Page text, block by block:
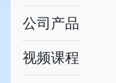
公司产品
视频课程